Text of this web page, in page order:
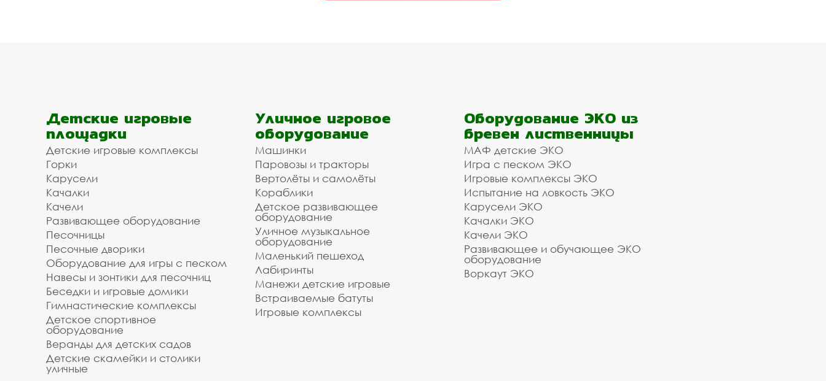
Детские игровые
площадки
Детские игровые комплексы
Горки
Карусели
Качалки
Качели
Развивающее оборудование
Песочницы
Песочные дворики
Оборудование для игры с песком
Навесы и зонтики для песочниц
Беседки и игровые домики
Гимнастические комплексы
Детское спортивное
оборудование
Веранды для детских садов
Детские скамейки и столики
уличные
Уличное игровое
оборудование
Машинки
Паровозы и тракторы
Вертолёты и самолёты
Кораблики
Детское развивающее
оборудование
Уличное музыкальное
оборудование
Маленький пешеход
Лабиринты
Манежи детские игровые
Встраиваемые батуты
Игровые комплексы
Оборудование ЭКО из
бревен лиственницы
МАФ детские ЭКО
Игра с песком ЭКО
Игровые комплексы ЭКО
Испытание на ловкость ЭКО
Карусели ЭКО
Качалки ЭКО
Качели ЭКО
Развивающее и обучающее ЭКО
оборудование
Воркаут ЭКО